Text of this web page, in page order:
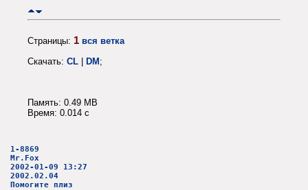
Страницы: 1 вся ветка
Скачать: CL DM ;
Память: 0.49 MB
Время: 0.014 c
1-8869
Mr.Fox
2002-01-09 13:27
2002.02.04
Помогите плиз